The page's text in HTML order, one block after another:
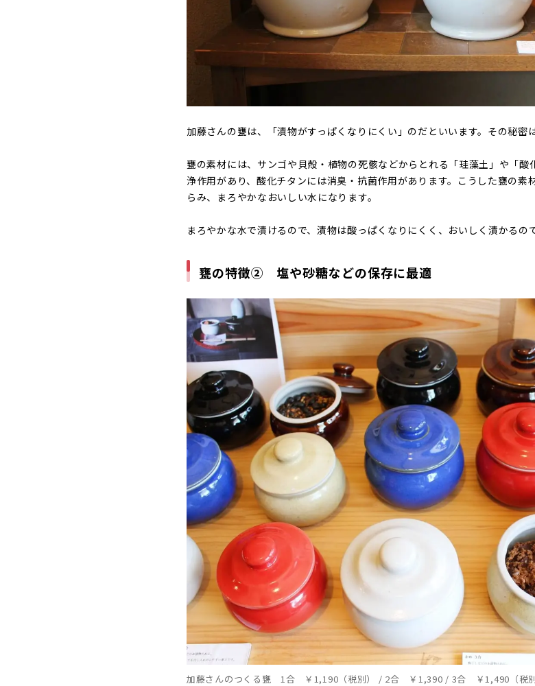
加藤さんの甕は、「漬物がすっぱくなりにくい」のだといいます。その秘密
甕の素材には、サンゴや貝殻・植物の死骸などからとれる「珪藻土」や「
浄作用があり、酸化チタンには消臭・抗菌作用があります。こうした甕の素
らみ、まろやかなおいしい水になります。
まろやかな水で漬けるので、漬物は酸っぱくなりにくく、おいしく漬かるので
甕の特徴② 塩や砂糖などの保存に最適
加藤さんのつくる甕 1合 ￥1,190（税別） / 2合 ￥1,390 / 3合 ￥1,490（税別